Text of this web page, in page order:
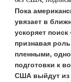
Экс-
привлечь
Европе
08.08.2026 18:09
Пока
увязает в
ускоряет
признавая
пленными,
подготовки к
США выйдут из